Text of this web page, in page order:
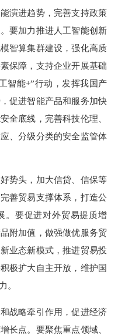
进趋势，完善支持政策
要加力推进人工智能创新
智算集群建设，强化高质
保障，支持企业开展基础
智能+”行动，发挥我国产
促进智能产品和服务加快
全底线，完善科技伦理、
、分级分类的安全监管体
头，加大信贷、信保等
善贸易支撑体系，打造公
。要促进对外贸易提质增
附加值，做强做优服务贸
业态新模式，推进贸易投
极扩大自主开放，维护国
。
略牵引作用，促进经济
长点。要聚焦重点领域、